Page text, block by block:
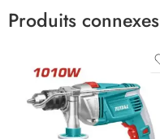
Produits connexes